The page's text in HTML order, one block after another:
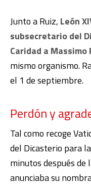
Junto a Ruiz, León
subsecretario del
Caridad a Massimo
mismo organismo.
el 1 de septiembre.
Perdón y
Tal como recoge
del Dicasterio para
minutos después de
anunciaba su